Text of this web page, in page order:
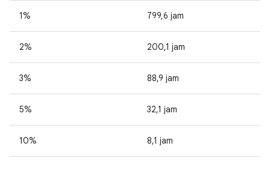
1% 799,6 jam
2% 200,1 jam
3% 88,9 jam
5% 32,1 jam
10% 8,1 jam